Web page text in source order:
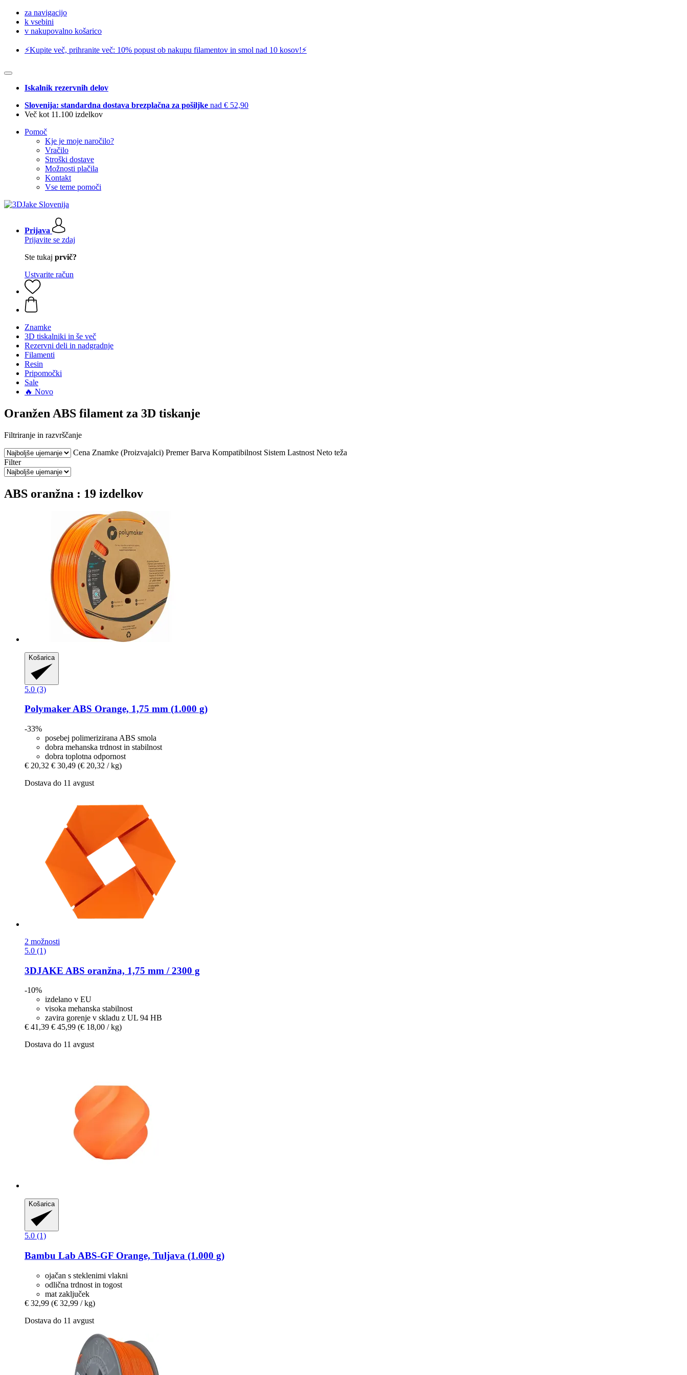
za navigacijo
k vsebini
v nakupovalno košarico
⚡️Kupite več, prihranite več: 10% popust ob nakupu filamentov in smol nad 10 kosov!⚡️
Iskalnik rezervnih delov
Slovenija: standardna dostava brezplačna za pošiljke nad € 52,90
Več kot 11.100 izdelkov
Pomoč
Kje je moje naročilo?
Vračilo
Stroški dostave
Možnosti plačila
Kontakt
Vse teme pomoči
Prijava
Prijavite se zdaj
Ste tukaj prvič?
Ustvarite račun
Znamke
3D tiskalniki in še več
Rezervni deli in nadgradnje
Filamenti
Resin
Pripomočki
Sale
🔥 Novo
Oranžen ABS filament za 3D tiskanje
Filtriranje in razvrščanje
Cena Znamke (Proizvajalci) Premer Barva Kompatibilnost Sistem Lastnost Neto teža
Filter
ABS oranžna : 19 izdelkov
Košarica
5.0 (3)
PolymakerABS Orange, 1,75 mm (1.000 g)
-33%
posebej polimerizirana ABS smola
dobra mehanska trdnost in stabilnost
dobra toplotna odpornost
€ 20,32 € 30,49 (€ 20,32 / kg)
Dostava do 11 avgust
2 možnosti
5.0 (1)
3DJAKE ABS oranžna, 1,75 mm / 2300 g
-10%
izdelano v EU
visoka mehanska stabilnost
zavira gorenje v skladu z UL 94 HB
€ 41,39 € 45,99 (€ 18,00 / kg)
Dostava do 11 avgust
Košarica
5.0 (1)
Bambu Lab ABS-​GF Orange, Tuljava (1.000 g)
ojačan s steklenimi vlakni
odlična trdnost in togost
mat zaključek
€ 32,99 (€ 32,99 / kg)
Dostava do 11 avgust